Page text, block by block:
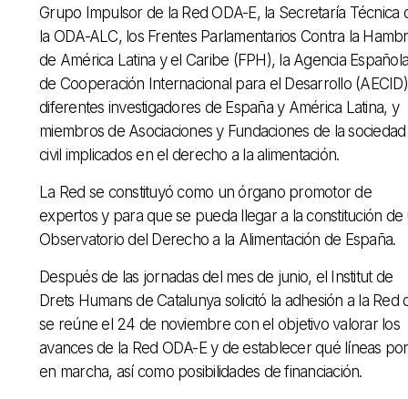
Grupo Impulsor de la Red ODA-E, la Secretaría Técnica
la ODA-ALC, los Frentes Parlamentarios Contra la
de América Latina y el Caribe (FPH), la Agencia Española
de Cooperación Internacional para el Desarrollo
diferentes investigadores de España y América Latina, y
miembros de Asociaciones y Fundaciones de la sociedad
civil implicados en el derecho a la alimentación.
La Red se constituyó como un órgano promotor de
expertos y para que se pueda llegar a la constitución de
Observatorio del Derecho a la Alimentación de España.
Después de las jornadas del mes de junio, el Institut de
Drets Humans de Catalunya solicitó la adhesión a la Red
se reúne el 24 de noviembre con el objetivo valorar los
avances de la Red ODA-E y de establecer qué líneas
en marcha, así como posibilidades de financiación.